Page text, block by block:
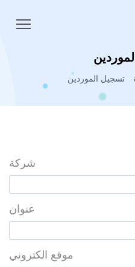
تسجيل الموردين
شركة
عنوان
موقع الكتروني